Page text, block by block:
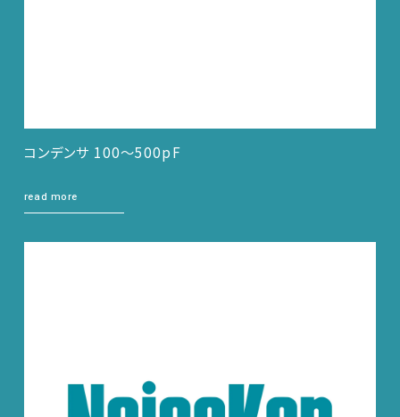
コンデンサ 100～500pF
read more